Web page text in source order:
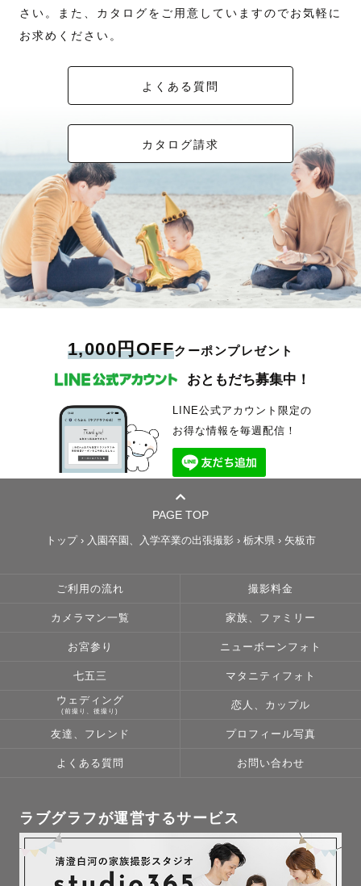
さい。また、カタログをご用意していますのでお気軽に
お求めください。
よくある質問
カタログ請求
1,000円OFFクーポンプレゼント
おともだち募集中！
LINE公式アカウント限定の
お得な情報を毎週配信！
PAGE TOP
トップ› 入園卒園、入学卒業の出張撮影 › 栃木県› 矢板市
ご利用の流れ 撮影料金
カメラマン一覧 家族、ファミリー
お宮参り ニューボーンフォト
七五三 マタニティフォト
ウェディング
(前撮り、後撮り)
恋人、カップル
友達、フレンド プロフィール写真
よくある質問 お問い合わせ
ラブグラフが運営するサービス